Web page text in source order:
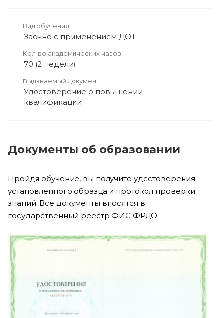
Вид обучения
Заочно с применением ДОТ
Кол-во академических часов
70 (2 недели)
Выдаваемый документ
Удостоверение о повышении
квалификации
Документы об образовании
Пройдя обучение, вы получите удостоверения
установленного образца и протокол проверки
знаний. Все документы вносятся в
государственный реестр ФИС ФРДО